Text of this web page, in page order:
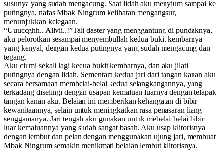
susunya yang sudah mengacung. Saat lidah aku menyium sampai ke
putingnya, nafas Mbak Ningrum kelihatan mengangsur,
menunjukkan kelegaan.
“Uuuccghh.. Allvii..!”Tali daster yang menggantung di pundaknya,
aku pelorotkan sesampai menyembullah kedua bukit kembarnya
yang kenyal, dengan kedua putingnya yang sudah mengacung dan
tegang.
Aku ciumi sekali lagi kedua bukit kembarnya, dan aku jilati
putingnya dengan lidah. Sementara kedua jari dari tangan kanan aku
secara bersamaan membelai-belai kedua selangkangannya, yang
terkadang diselingi dengan usapan kemaluan luarnya dengan telapak
tangan kanan aku. Belaian ini memberikan kehangatan di bibir
kewanitaannya, selain untuk meningkatkan rasa penasaran liang
senggamanya. Jari tengah aku gunakan untuk mebelai-belai bibir
luar kemaluannya yang sudah sangat basah. Aku usap klitorisnya
dengan lembut dan pelan dengan menggunakan ujung jari, membuat
Mbak Ningrum semakin menikmati belaian lembut klitorisnya.